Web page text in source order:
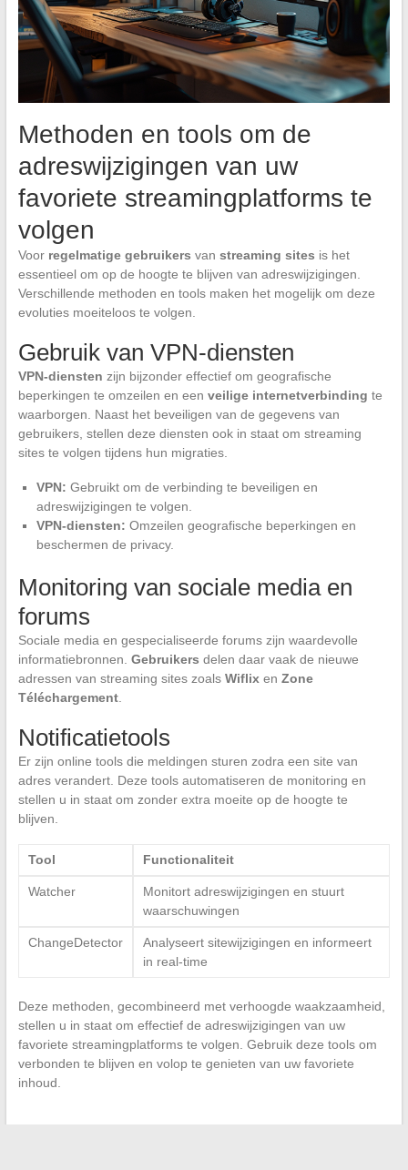
Methoden en tools om de
adreswijzigingen van uw
favoriete streamingplatforms te
volgen
Voor regelmatige gebruikers van streaming sites is het
essentieel om op de hoogte te blijven van adreswijzigingen.
Verschillende methoden en tools maken het mogelijk om deze
evoluties moeiteloos te volgen.
Gebruik van VPN-diensten
VPN-diensten zijn bijzonder effectief om geografische
beperkingen te omzeilen en een veilige internetverbinding te
waarborgen. Naast het beveiligen van de gegevens van
gebruikers, stellen deze diensten ook in staat om streaming
sites te volgen tijdens hun migraties.
VPN: Gebruikt om de verbinding te beveiligen en
adreswijzigingen te volgen.
VPN-diensten: Omzeilen geografische beperkingen en
beschermen de privacy.
Monitoring van sociale media en
forums
Sociale media en gespecialiseerde forums zijn waardevolle
informatiebronnen. Gebruikers delen daar vaak de nieuwe
adressen van streaming sites zoals Wiflixen Zone
Téléchargement.
Notificatietools
Er zijn online tools die meldingen sturen zodra een site van
adres verandert. Deze tools automatiseren de monitoring en
stellen u in staat om zonder extra moeite op de hoogte te
blijven.
Tool Functionaliteit
Watcher
Monitort adreswijzigingen en stuurt
waarschuwingen
ChangeDetector
Analyseert sitewijzigingen en informeert
in real-time
Deze methoden, gecombineerd met verhoogde waakzaamheid,
stellen u in staat om effectief de adreswijzigingen van uw
favoriete streamingplatforms te volgen. Gebruik deze tools om
verbonden te blijven en volop te genieten van uw favoriete
inhoud.